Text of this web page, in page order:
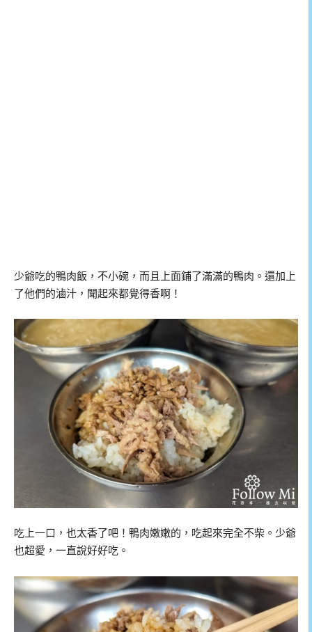
少爺吃的鴨肉飯，不小碗，而且上面鋪了滿滿的鴨肉。還加上
了他們的滷汁，聞起來都覺得香啊！
吃上一口，也太香了吧！鴨肉嫩嫩的，吃起來完全不柴。少爺
也超愛，一直說好好吃。